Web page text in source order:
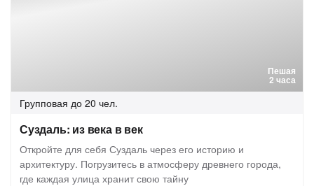
Пешая
2 часа
Групповая до 20 чел.
Суздаль: из века в век
Откройте для себя Суздаль через его историю и
архитектуру. Погрузитесь в атмосферу древнего города,
где каждая улица хранит свою тайну